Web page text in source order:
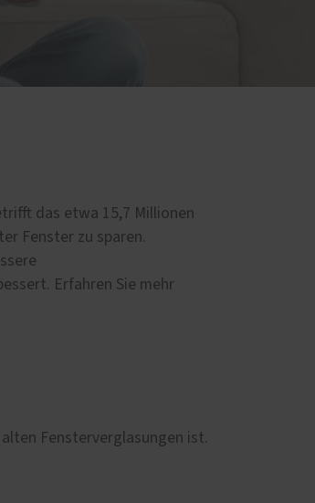
das etwa 15,7 Millionen
Fenster zu sparen.
Erfahren Sie mehr
Fensterverglasungen ist.